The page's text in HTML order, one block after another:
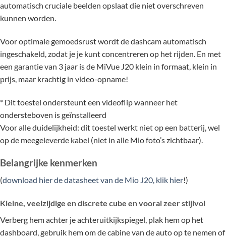
automatisch cruciale beelden opslaat die niet overschreven
kunnen worden.
Voor optimale gemoedsrust wordt de dashcam automatisch
ingeschakeld, zodat je je kunt concentreren op het rijden. En met
een garantie van 3 jaar is de MiVue J20 klein in formaat, klein in
prijs, maar krachtig in video-opname!
* Dit toestel ondersteunt een videoflip wanneer het
ondersteboven is geïnstalleerd
Voor alle duidelijkheid: dit toestel werkt niet op een batterij, wel
op de meegeleverde kabel (niet in alle Mio foto’s zichtbaar).
Belangrijke kenmerken
(download hier de datasheet van de Mio J20, klik hier!)
Kleine, veelzijdige en discrete cube en vooral zeer stijlvol
Verberg hem achter je achteruitkijkspiegel, plak hem op het
dashboard, gebruik hem om de cabine van de auto op te nemen of